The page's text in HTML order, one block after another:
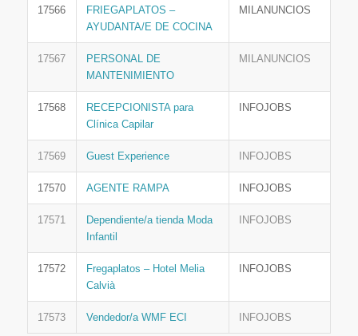
17566
FRIEGAPLATOS –
AYUDANTA/E DE COCINA
MILANUNCIOS
17567
PERSONAL DE
MANTENIMIENTO
MILANUNCIOS
17568
RECEPCIONISTA para
Clínica Capilar
INFOJOBS
17569 Guest Experience INFOJOBS
17570 AGENTE RAMPA INFOJOBS
17571
Dependiente/a tienda Moda
Infantil
INFOJOBS
17572
Fregaplatos – Hotel Melia
Calvià
INFOJOBS
17573 Vendedor/a WMF ECI INFOJOBS